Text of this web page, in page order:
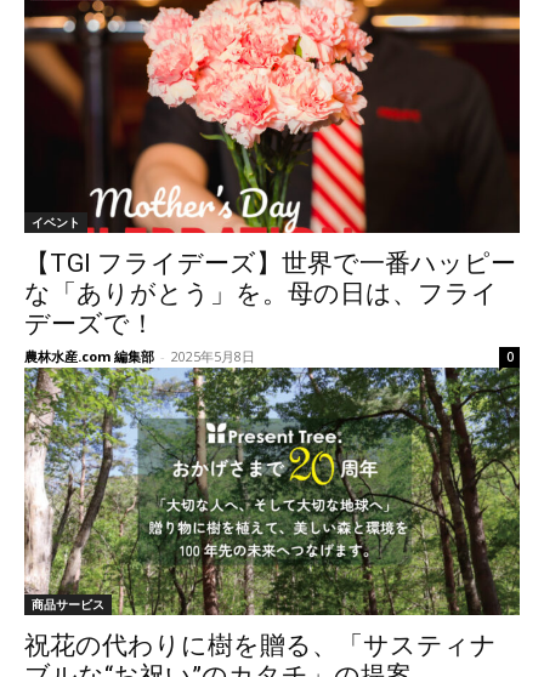
イベント
【TGI フライデーズ】世界で一番ハッピー
な「ありがとう」を。母の日は、フライ
デーズで！
農林水産.com 編集部 - 2025年5月8日 0
商品サービス
祝花の代わりに樹を贈る、「サスティナ